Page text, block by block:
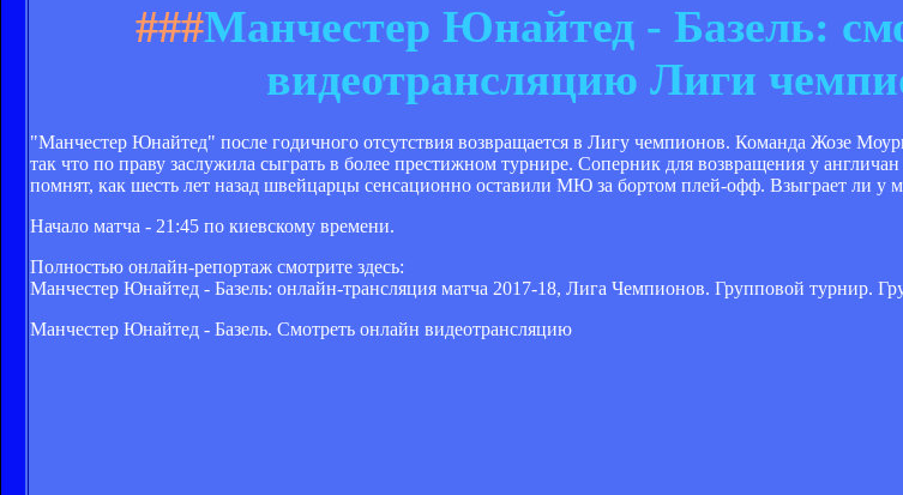
###Манчестер Юнайтед - Базель:
видеотрансляцию Лиги
"Манчестер Юнайтед" после годичного отсутствия возвращается в Лигу чемпионов. Команда Жозе
так что по праву заслужила сыграть в более престижном турнире. Соперник для возвращения у
помнят, как шесть лет назад швейцарцы сенсационно оставили МЮ за бортом плей-офф. Взыграет ли у
Начало матча - 21:45 по киевскому времени.
Полностью онлайн-репортаж смотрите здесь:
Манчестер Юнайтед - Базель: онлайн-трансляция матча 2017-18, Лига Чемпионов. Групповой турнир.
Манчестер Юнайтед - Базель. Смотреть онлайн видеотрансляцию